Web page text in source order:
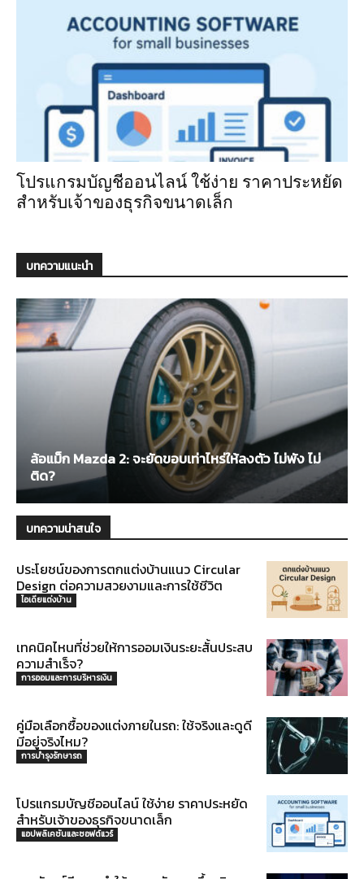
โปรแกรมบัญชีออนไลน์ ใช้ง่าย ราคาประหยัด
สำหรับเจ้าของธุรกิจขนาดเล็ก
บทความแนะนำ
ล้อแม็ก Mazda 2: จะยัดขอบเท่าไหร่ให้ลงตัว ไม่พัง ไม่
ติด?
บทความน่าสนใจ
ประโยชน์ของการตกแต่งบ้านแนว Circular
Design ต่อความสวยงามและการใช้ชีวิต
ไอเดียแต่งบ้าน
เทคนิคไหนที่ช่วยให้การออมเงินระยะสั้นประสบ
ความสำเร็จ?
การออมและการบริหารเงิน
คู่มือเลือกซื้อของแต่งภายในรถ: ใช้จริงและดูดี
มีอยู่จริงไหม?
การบำรุงรักษารถ
โปรแกรมบัญชีออนไลน์ ใช้ง่าย ราคาประหยัด
สำหรับเจ้าของธุรกิจขนาดเล็ก
แอปพลิเคชันและซอฟต์แวร์